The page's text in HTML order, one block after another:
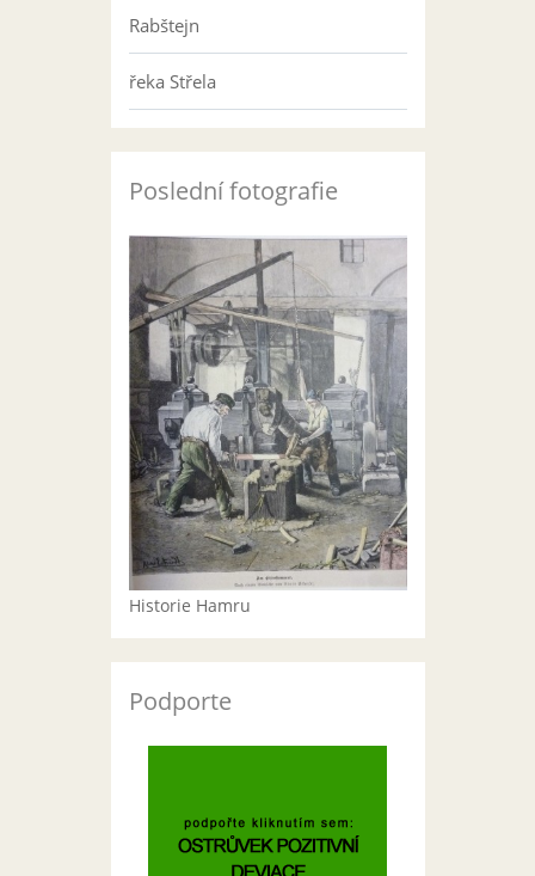
Rabštejn
řeka Střela
Poslední fotografie
Historie Hamru
Podporte